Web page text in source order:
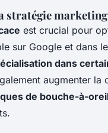
stratégie
est crucial pour
sur Google et dans
dans
augmenter
de bouche-à-